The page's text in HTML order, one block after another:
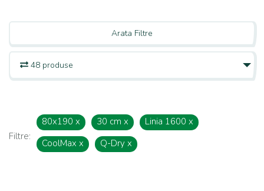
Arata Filtre
48 produse
Filtre:
80x190 x 30 cm x Linia 1600 x
CoolMax x Q-Dry x